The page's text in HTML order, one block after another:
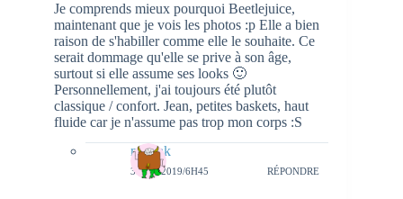
Je comprends mieux pourquoi Beetlejuice,
maintenant que je vois les photos :p Elle a bien
raison de s'habiller comme elle le souhaite. Ce
serait dommage qu'elle se prive à son âge,
surtout si elle assume ses looks 🙂
Personnellement, j'ai toujours été plutôt
classique / confort. Jean, petites baskets, haut
fluide car je n'assume pas trop mon corps :S
natieak
3 MAI 2019/6H45 RÉPONDRE